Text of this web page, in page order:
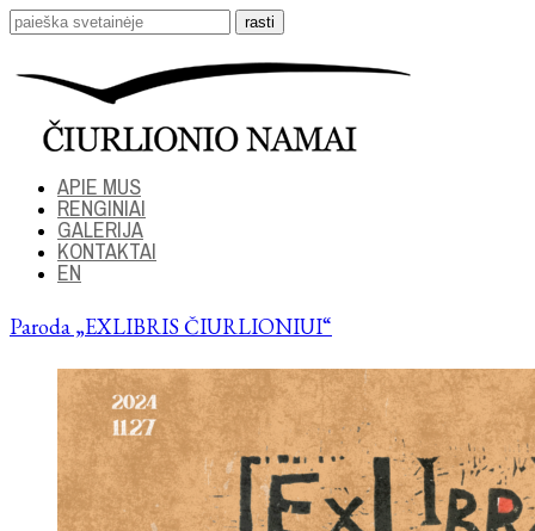
APIE MUS
RENGINIAI
GALERIJA
KONTAKTAI
EN
Paroda „EXLIBRIS ČIURLIONIUI“